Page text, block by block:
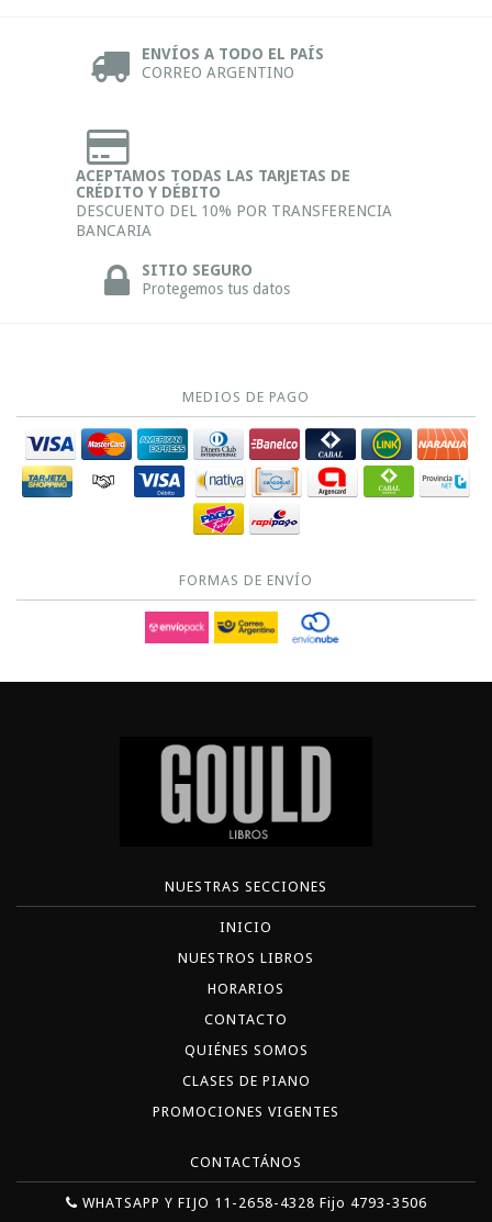
ENVÍOS A TODO EL PAÍS
CORREO ARGENTINO
ACEPTAMOS TODAS LAS TARJETAS DE
CRÉDITO Y DÉBITO
DESCUENTO DEL 10% POR TRANSFERENCIA
BANCARIA
SITIO SEGURO
Protegemos tus datos
MEDIOS DE PAGO
FORMAS DE ENVÍO
NUESTRAS SECCIONES
INICIO
NUESTROS LIBROS
HORARIOS
CONTACTO
QUIÉNES SOMOS
CLASES DE PIANO
PROMOCIONES VIGENTES
CONTACTÁNOS
WHATSAPP Y FIJO 11-2658-4328 Fijo 4793-3506